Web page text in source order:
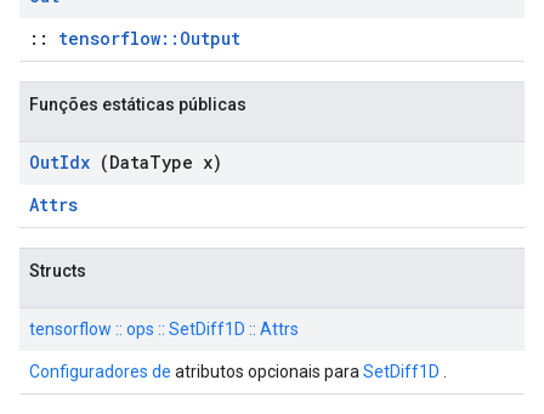
:: tensorflow::Output
Funções estáticas públicas
OutIdx (DataType x)
Attrs
Structs
tensorflow :: ops :: SetDiff1D :: Attrs
Configuradores de atributos opcionais para SetDiff1D